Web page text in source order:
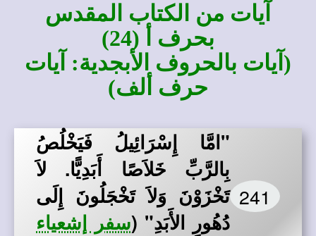
آيات من الكتاب المقدس
بحرف أ (24)
(آيات بالحروف الأبجدية: آيات
حرف ألف)
241
"امَّا إِسْرَائِيلُ فَيَخْلُصُ
بِالرَّبِّ خَلاَصًا أَبَدِيًّا. لاَ
تَخْزَوْنَ وَلاَ تَخْجَلُونَ إِلَى
دُهُورِ الأَبَدِ" (سفر إشعياء